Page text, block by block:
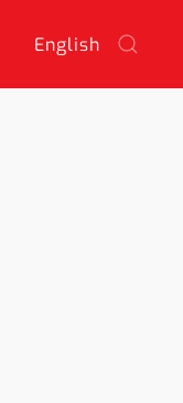
English